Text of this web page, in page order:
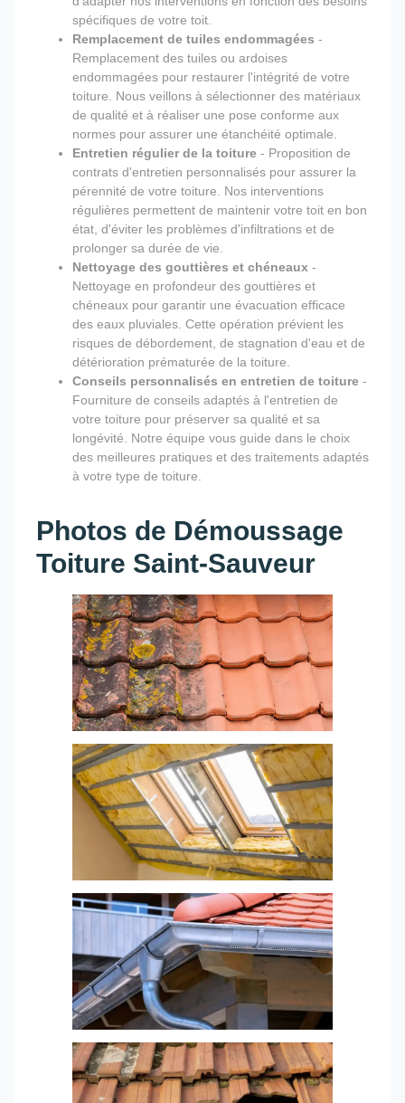
spécifiques de votre toit.
Remplacement de tuiles endommagées -
Remplacement des tuiles ou ardoises
endommagées pour restaurer l'intégrité de votre
toiture. Nous veillons à sélectionner des matériaux
de qualité et à réaliser une pose conforme aux
normes pour assurer une étanchéité optimale.
Entretien régulier de la toiture - Proposition de
contrats d'entretien personnalisés pour assurer la
pérennité de votre toiture. Nos interventions
régulières permettent de maintenir votre toit en bon
état, d'éviter les problèmes d'infiltrations et de
prolonger sa durée de vie.
Nettoyage des gouttières et chéneaux -
Nettoyage en profondeur des gouttières et
chéneaux pour garantir une évacuation efficace
des eaux pluviales. Cette opération prévient les
risques de débordement, de stagnation d'eau et de
détérioration prématurée de la toiture.
Conseils personnalisés en entretien de toiture -
Fourniture de conseils adaptés à l'entretien de
votre toiture pour préserver sa qualité et sa
longévité. Notre équipe vous guide dans le choix
des meilleures pratiques et des traitements adaptés
à votre type de toiture.
Photos de Démoussage
Toiture Saint-Sauveur